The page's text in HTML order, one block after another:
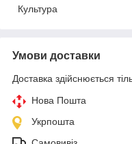
Культура
Умови доставки
Доставка здійснюється
Нова Пошта
Укрпошта